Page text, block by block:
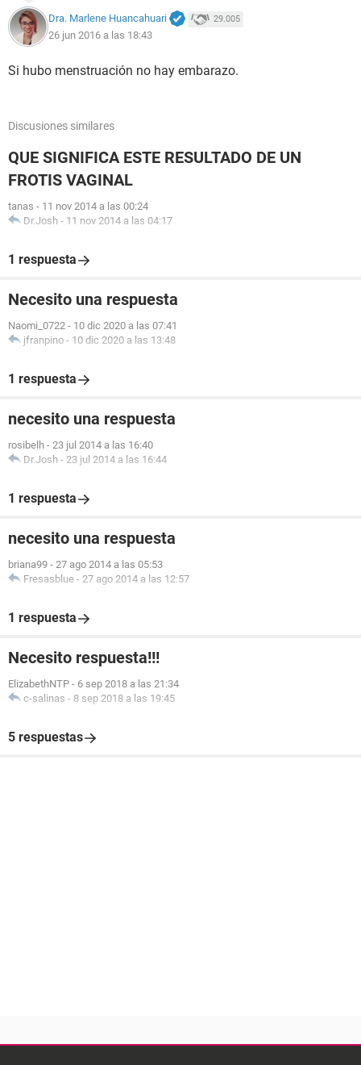
Dra. Marlene Huancahuari 29.005
26 jun 2016 a las 18:43
Si hubo menstruación no hay embarazo.
Discusiones similares
QUE SIGNIFICA ESTE RESULTADO DE UN
FROTIS VAGINAL
tanas - 11 nov 2014 a las 00:24
Dr.Josh - 11 nov 2014 a las 04:17
1 respuesta
Necesito una respuesta
Naomi_0722 - 10 dic 2020 a las 07:41
jfranpino - 10 dic 2020 a las 13:48
1 respuesta
necesito una respuesta
rosibelh - 23 jul 2014 a las 16:40
Dr.Josh - 23 jul 2014 a las 16:44
1 respuesta
necesito una respuesta
briana99 - 27 ago 2014 a las 05:53
Fresasblue - 27 ago 2014 a las 12:57
1 respuesta
Necesito respuesta!!!
ElizabethNTP - 6 sep 2018 a las 21:34
c-salinas - 8 sep 2018 a las 19:45
5 respuestas